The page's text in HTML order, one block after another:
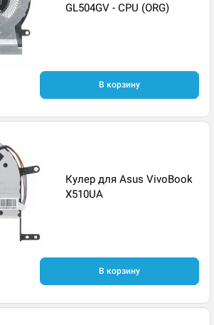
GL504GV - CPU (ORG)
В корзину
Кулер для Asus VivoBook
X510UA
В корзину